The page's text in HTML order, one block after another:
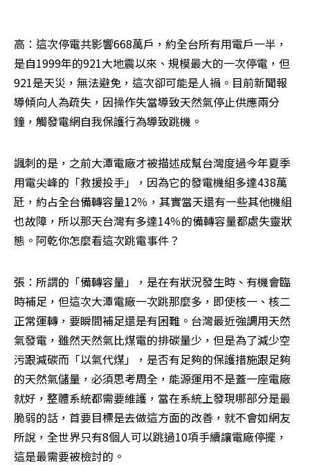
高：這次停電共影響668萬戶，約全台所有用電戶一半，
是自1999年的921大地震以來、規模最大的一次停電，但
921是天災，無法避免，這次卻可能是人禍。目前新聞報
導傾向人為疏失，因操作失當導致天然氣停止供應兩分
鐘，觸發電網自我保護行為導致跳機。
諷刺的是，之前大潭電廠才被描述成幫台灣度過今年夏季
用電尖峰的「救援投手」，因為它的發電機組多達438萬
瓩，約占全台備轉容量12％，其實當天還有一些其他機組
也故障，所以那天台灣有多達14％的備轉容量都處失靈狀
態。阿乾你怎麼看這次跳電事件？
張：所謂的「備轉容量」，是在有狀況發生時、有機會臨
時補足，但這次大潭電廠一次跳那麼多，即使核一、核二
正常運轉，要瞬間補足還是有困難。台灣最近強調用天然
氣發電，雖然天然氣比煤電的排碳量少，但是為了減少空
污跟減碳而「以氣代煤」，是否有足夠的保護措施跟足夠
的天然氣儲量，必須思考周全，能源運用不是蓋一座電廠
就好，整體系統都需要維護，當在系統上發現哪部分是最
脆弱的話，首要目標是去做這方面的改善，就不會如網友
所說，全世界只有8個人可以跳過10項手續讓電廠停擺，
這是最需要被檢討的。